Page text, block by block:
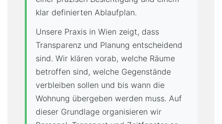
klar definierten Ablaufplan.
Unsere Praxis in Wien zeigt, dass
Transparenz und Planung entscheidend
sind. Wir klären vorab, welche Räume
betroffen sind, welche Gegenstände
verbleiben sollen und bis wann die
Wohnung übergeben werden muss. Auf
dieser Grundlage organisieren wir